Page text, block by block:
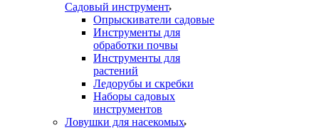
Садовый инструмент
Опрыскиватели садовые
Инструменты для
обработки почвы
Инструменты для
растений
Ледорубы и скребки
Наборы садовых
инструментов
Ловушки для насекомых